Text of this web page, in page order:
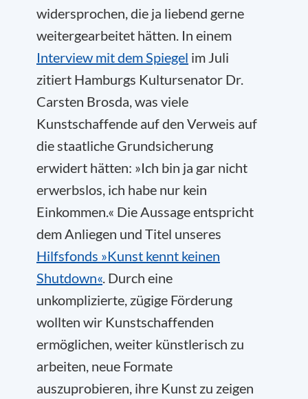
widersprochen, die ja liebend gerne
weitergearbeitet hätten. In einem
Interview mit dem Spiegel im Juli
zitiert Hamburgs Kultursenator Dr.
Carsten Brosda, was viele
Kunstschaffende auf den Verweis auf
die staatliche Grundsicherung
erwidert hätten: »Ich bin ja gar nicht
erwerbslos, ich habe nur kein
Einkommen.« Die Aussage entspricht
dem Anliegen und Titel unseres
Hilfsfonds »Kunst kennt keinen
Shutdown«. Durch eine
unkomplizierte, zügige Förderung
wollten wir Kunstschaffenden
ermöglichen, weiter künstlerisch zu
arbeiten, neue Formate
auszuprobieren, ihre Kunst zu zeigen